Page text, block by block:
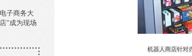
子商务大
”成为现场
机器人商店针对